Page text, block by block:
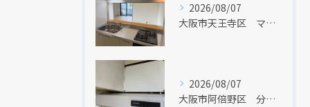
2026/08/07
大阪市天王寺区 マンションのキッチン取替及び内装リフォーム工事 クリナップ
2026/08/07
大阪市阿倍野区 分譲マンションのレンジフード取替リフォーム工事 タカラスタンダード